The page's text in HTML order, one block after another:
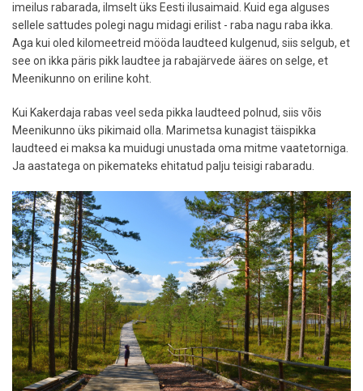
imeilus rabarada, ilmselt üks Eesti ilusaimaid. Kuid ega alguses
sellele sattudes polegi nagu midagi erilist - raba nagu raba ikka.
Aga kui oled kilomeetreid mööda laudteed kulgenud, siis selgub, et
see on ikka päris pikk laudtee ja rabajärvede ääres on selge, et
Meenikunno on eriline koht.
Kui Kakerdaja rabas veel seda pikka laudteed polnud, siis võis
Meenikunno üks pikimaid olla. Marimetsa kunagist täispikka
laudteed ei maksa ka muidugi unustada oma mitme vaatetorniga.
Ja aastatega on pikemateks ehitatud palju teisigi rabaradu.